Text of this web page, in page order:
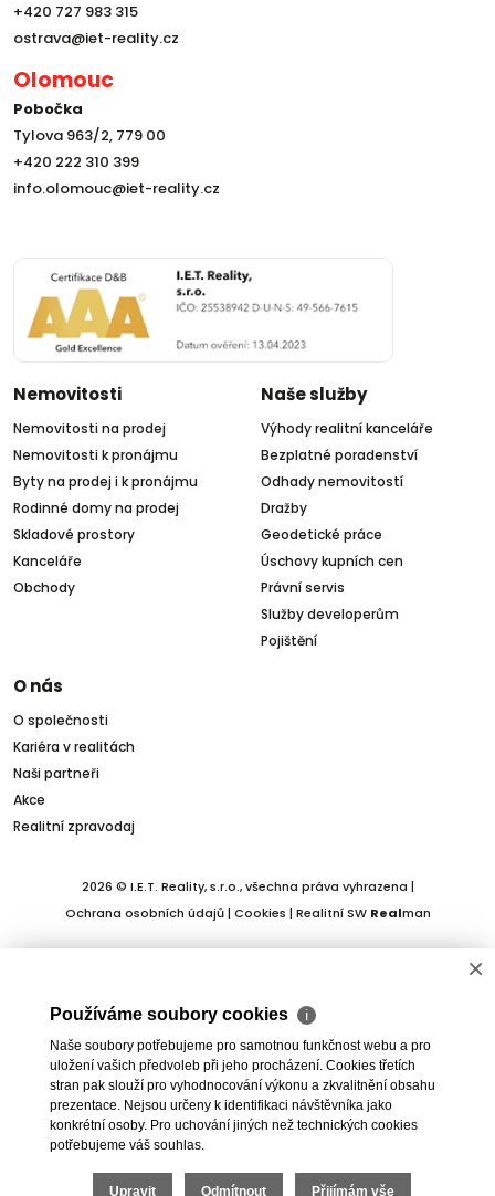
+420 727 983 315
ostrava@iet-reality.cz
Olomouc
Pobočka
Tylova 963/2, 779 00
+420 222 310 399
info.olomouc@iet-reality.cz
Nemovitosti
Nemovitosti na prodej
Nemovitosti k pronájmu
Byty na prodej i k pronájmu
Rodinné domy na prodej
Skladové prostory
Kanceláře
Obchody
Naše služby
Výhody realitní kanceláře
Bezplatné poradenství
Odhady nemovitostí
Dražby
Geodetické práce
Úschovy kupních cen
Právní servis
Služby developerům
Pojištění
O nás
O společnosti
Kariéra v realitách
Naši partneři
Akce
Realitní zpravodaj
2026 © I.E.T. Reality, s.r.o., všechna práva vyhrazena |
Ochrana osobních údajů| Cookies | Realitní SW Realman
×
Používáme soubory cookies ℹ
Naše soubory potřebujeme pro samotnou funkčnost webu a pro
uložení vašich předvoleb při jeho procházení. Cookies třetích
stran pak slouží pro vyhodnocování výkonu a zkvalitnění obsahu
prezentace. Nejsou určeny k identifikaci návštěvníka jako
konkrétní osoby. Pro uchování jiných než technických cookies
potřebujeme váš souhlas.
Upravit Odmítnout Přijímám vše